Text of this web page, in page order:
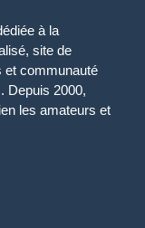
à la
site de
et communauté
Depuis 2000,
les amateurs et